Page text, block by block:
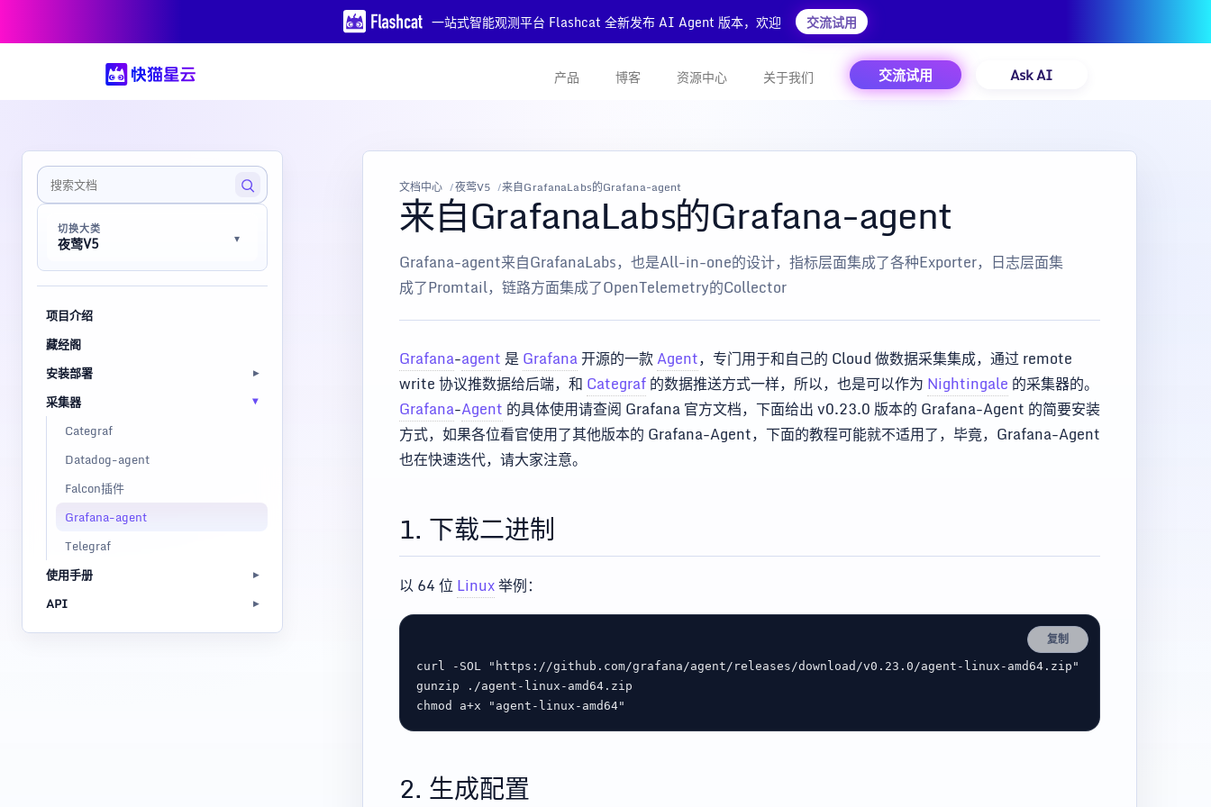
一站式智能观测平台 Flashcat 全新发布 AI Agent 版本，欢迎 交流试用
产品 博客 资源中心 关于我们 交流试用 Ask AI
切换大类
夜莺V5
项目介绍
藏经阁
安装部署
采集器
Categraf
Datadog-agent
Falcon插件
Grafana-agent
Telegraf
使用手册
API
文档中心 夜莺V5 来自GrafanaLabs的Grafana-agent
来自GrafanaLabs的Grafana-agent
Grafana-agent来自GrafanaLabs，也是All-in-one的设计，指标层面集成了各种Exporter，日志层面集
成了Promtail，链路方面集成了OpenTelemetry的Collector
Grafana-agent是Grafana开源的一款Agent，专门用于和自己的 Cloud 做数据采集集成，通过 remote
write 协议推数据给后端，和 Categraf的数据推送方式一样，所以，也是可以作为 Nightingale 的采集器的。
Grafana-Agent 的具体使用请查阅 Grafana 官方文档，下面给出 v0.23.0 版本的 Grafana-Agent 的简要安装
方式，如果各位看官使用了其他版本的 Grafana-Agent，下面的教程可能就不适用了，毕竟，Grafana-Agent
也在快速迭代，请大家注意。
1. 下载二进制
以 64 位Linux举例：
复制
curl -SOL
"https://github.com/grafana/agent/releases/download/v0.23.0/agent-linux-amd64.zip"
chmod a+x
"agent-linux-amd64"
2. 生成配置